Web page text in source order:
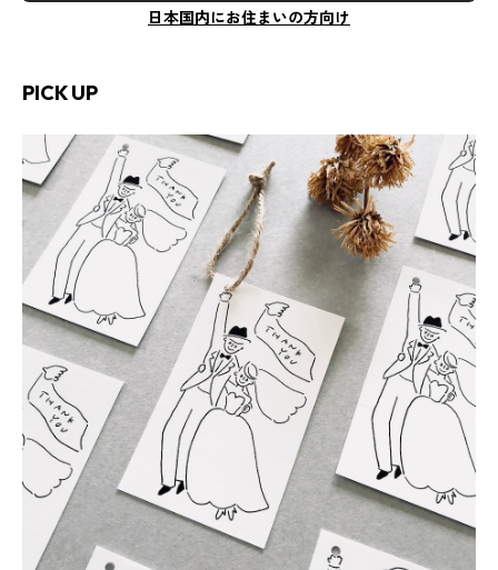
日本国内にお住まいの方向け
PICK UP